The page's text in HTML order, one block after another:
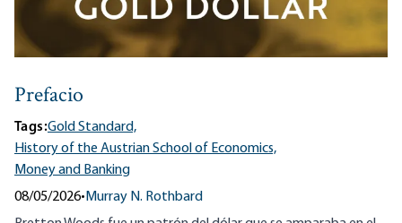
Prefacio
Tags:Gold Standard,
History of the Austrian School of Economics,
Money and Banking
08/05/2026• Murray N. Rothbard